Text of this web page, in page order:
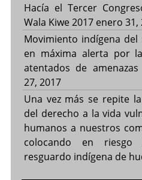
Hacía el Tercer
Wala Kiwe 2017 enero 31,
Movimiento indígena del
en máxima alerta por
atentados de
27, 2017
Una vez más se repite
del derecho a la vida
humanos a nuestros
colocando en riesgo
resguardo indígena de